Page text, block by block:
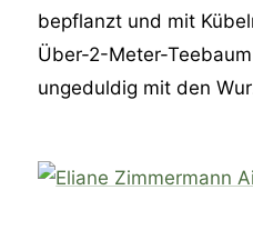
bepflanzt und mit
Über-2-Meter-
ungeduldig mit den